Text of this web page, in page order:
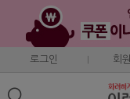
로그인 회